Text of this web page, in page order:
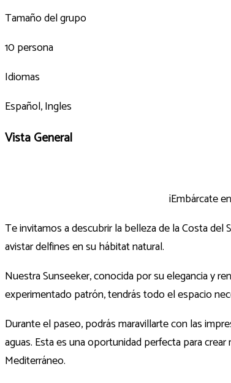
Tamaño del grupo
10 persona
Idiomas
Español, Ingles
Vista General
¡Embárcate
Te invitamos a descubrir la belleza de la Costa
avistar delfines en su hábitat natural.
Nuestra Sunseeker, conocida por su elegancia y
experimentado patrón, tendrás todo el espacio
Durante el paseo, podrás maravillarte con las
aguas. Esta es una oportunidad perfecta para
Mediterráneo.